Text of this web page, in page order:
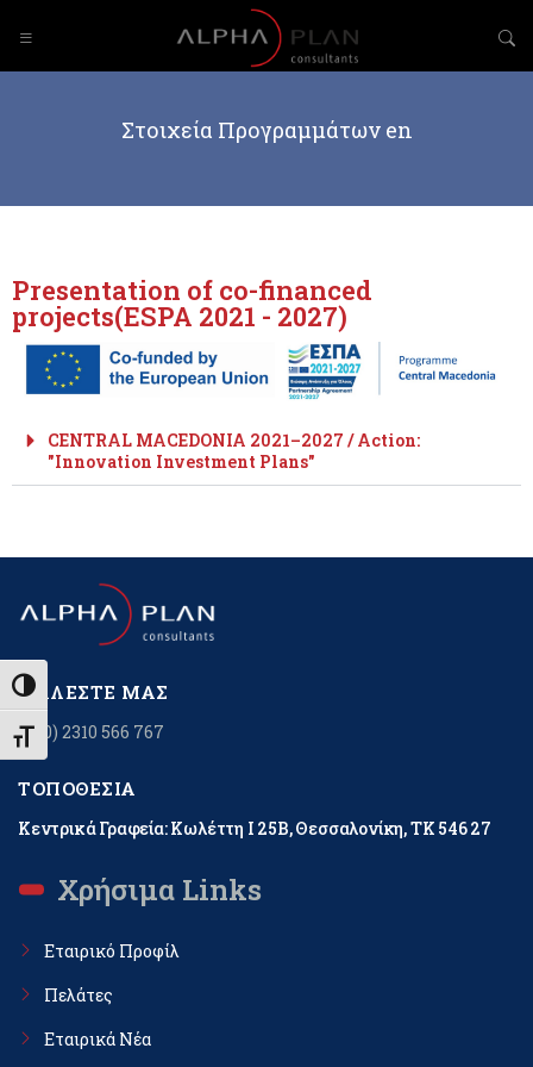
Εναλλαγή Υψηλής Αντίθεσης
Εναλλαγή Μεγέθους Γραμμάτων
Στοιχεία Προγραμμάτων en
Presentation of co-financed
projects(ESPA 2021 - 2027)
CENTRAL MACEDONIA 2021–2027 / Action:
"Innovation Investment Plans"
ΚΑΛΈΣΤΕ ΜΑΣ
+(30) 2310 566 767
ΤΟΠΟΘΕΣΊΑ
Κεντρικά Γραφεία: Κωλέττη Ι 25Β, Θεσσαλονίκη, ΤΚ 546 27
Χρήσιμα Links
Εταιρικό Προφίλ
Πελάτες
Εταιρικά Νέα